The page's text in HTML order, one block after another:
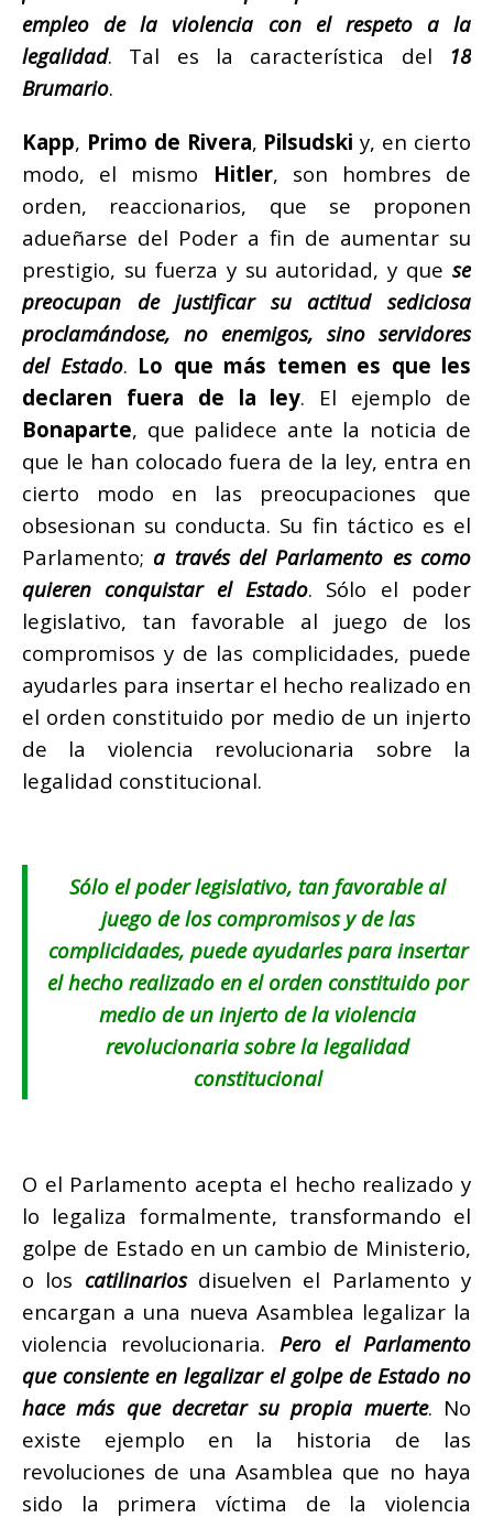
empleo de la violencia con el respeto a la
legalidad. Tal es la característica del 18
Brumario.
Kapp, Primo de Rivera, Pilsudski y, en cierto
modo, el mismo Hitler, son hombres de
orden, reaccionarios, que se proponen
adueñarse del Poder a fin de aumentar su
prestigio, su fuerza y su autoridad, y que se
preocupan de justificar su actitud sediciosa
proclamándose, no enemigos, sino servidores
del Estado. Lo que más temen es que les
declaren fuera de la ley. El ejemplo de
Bonaparte, que palidece ante la noticia de
que le han colocado fuera de la ley, entra en
cierto modo en las preocupaciones que
obsesionan su conducta. Su fin táctico es el
Parlamento; a través del Parlamento es como
quieren conquistar el Estado. Sólo el poder
legislativo, tan favorable al juego de los
compromisos y de las complicidades, puede
ayudarles para insertar el hecho realizado en
el orden constituido por medio de un injerto
de la violencia revolucionaria sobre la
legalidad constitucional.
Sólo el poder legislativo, tan favorable al
juego de los compromisos y de las
complicidades, puede ayudarles para insertar
el hecho realizado en el orden constituido por
medio de un injerto de la violencia
revolucionaria sobre la legalidad
constitucional
O el Parlamento acepta el hecho realizado y
lo legaliza formalmente, transformando el
golpe de Estado en un cambio de Ministerio,
o los catilinarios disuelven el Parlamento y
encargan a una nueva Asamblea legalizar la
violencia revolucionaria. Pero el Parlamento
que consiente en legalizar el golpe de Estado no
hace más que decretar su propia muerte. No
existe ejemplo en la historia de las
revoluciones de una Asamblea que no haya
sido la primera víctima de la violencia